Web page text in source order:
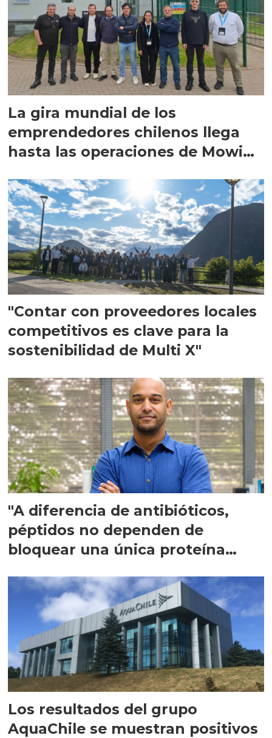
La gira mundial de los
emprendedores chilenos llega
hasta las operaciones de Mowi
"Contar con proveedores locales
competitivos es clave para la
sostenibilidad de Multi X"
"A diferencia de antibióticos,
péptidos no dependen de
bloquear una única proteína
Los resultados del grupo
AquaChile se muestran positivos